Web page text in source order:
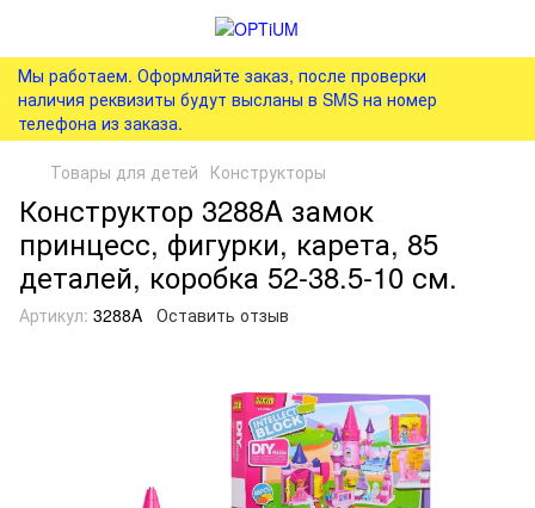
Мы работаем. Оформляйте заказ, после проверки
наличия реквизиты будут высланы в SMS на номер
телефона из заказа.
Товары для детей Конструкторы
Конструктор 3288A замок
принцесс, фигурки, карета, 85
деталей, коробка 52-38.5-10 см.
Артикул: 3288A Оставить отзыв